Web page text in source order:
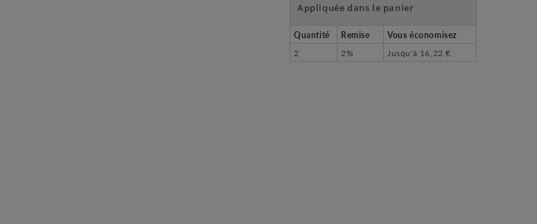
Appliquée dans le panier
Quantité Remise
Vous économisez
2
2% Jusqu'à 16,22 €